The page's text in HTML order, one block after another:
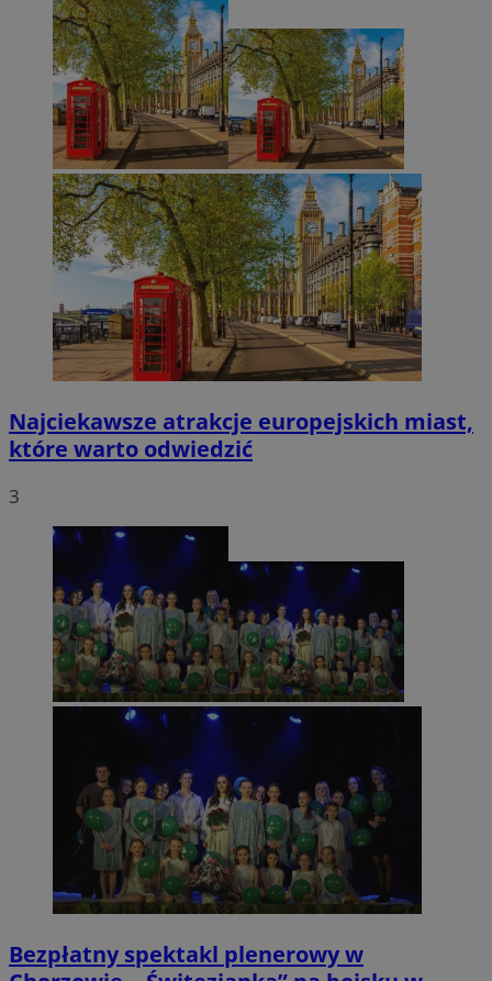
Najciekawsze atrakcje europejskich miast,
które warto odwiedzić
3
Bezpłatny spektakl plenerowy w